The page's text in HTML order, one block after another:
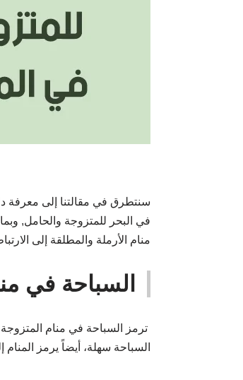
سنتطرق في مقالتنا إلى معرفة
في البحر للمتزوجة والحامل,
منام الأرملة والمطلقة إلى
السباحة في
ترمز السباحة في منام
السباحة سهلة، أيضاً يرمز